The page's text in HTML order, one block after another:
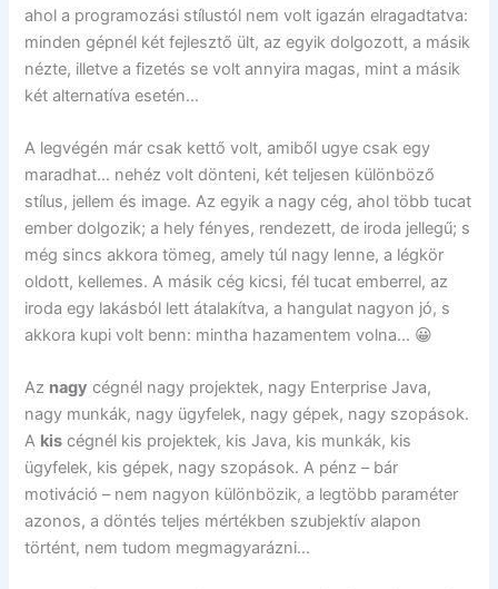
ahol a programozási stílustól nem volt igazán elragadtatva:
minden gépnél két fejlesztő ült, az egyik dolgozott, a másik
nézte, illetve a fizetés se volt annyira magas, mint a másik
két alternatíva esetén…
A legvégén már csak kettő volt, amiből ugye csak egy
maradhat… nehéz volt dönteni, két teljesen különböző
stílus, jellem és image. Az egyik a nagy cég, ahol több tucat
ember dolgozik; a hely fényes, rendezett, de iroda jellegű; s
még sincs akkora tömeg, amely túl nagy lenne, a légkör
oldott, kellemes. A másik cég kicsi, fél tucat emberrel, az
iroda egy lakásból lett átalakítva, a hangulat nagyon jó, s
akkora kupi volt benn: mintha hazamentem volna… 😀
Az nagy cégnél nagy projektek, nagy Enterprise Java,
nagy munkák, nagy ügyfelek, nagy gépek, nagy szopások.
A kis cégnél kis projektek, kis Java, kis munkák, kis
ügyfelek, kis gépek, nagy szopások. A pénz – bár
motiváció – nem nagyon különbözik, a legtöbb paraméter
azonos, a döntés teljes mértékben szubjektív alapon
történt, nem tudom megmagyarázni…